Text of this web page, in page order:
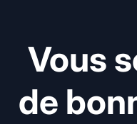
Vous
de